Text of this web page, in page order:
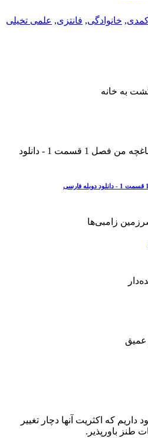
, خانوادگی, فانتزی, علمی تخیلی
داریم که اکثریت آنها دچار تغییر
طنز باورپذیر.